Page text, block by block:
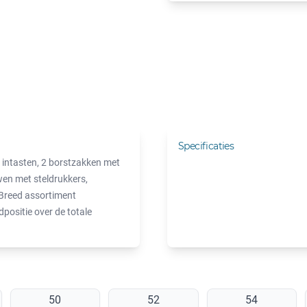
2 borstzakken met
met steldrukkers,
assortiment
over de totale
Specificaties
50 52 54